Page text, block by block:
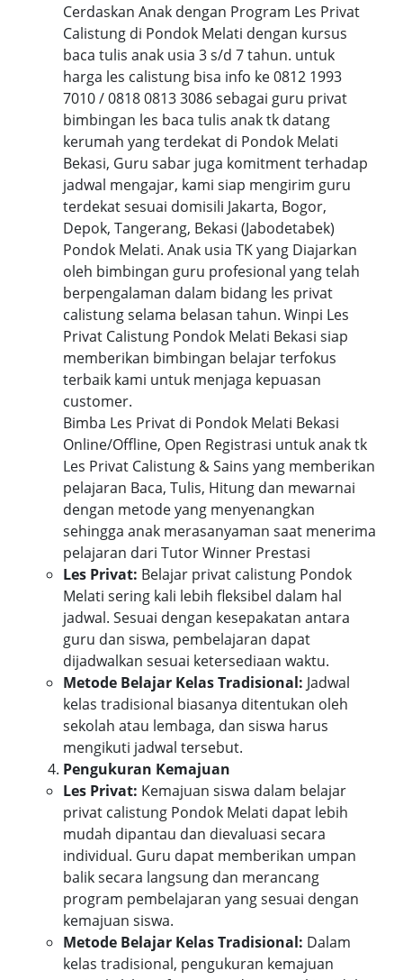
Cerdaskan Anak dengan Program Les Privat
Calistung di Pondok Melati dengan kursus
baca tulis anak usia 3 s/d 7 tahun. untuk
harga les calistung bisa info ke 0812 1993
7010 / 0818 0813 3086 sebagai guru privat
bimbingan les baca tulis anak tk datang
kerumah yang terdekat di Pondok Melati
Bekasi, Guru sabar juga komitment terhadap
jadwal mengajar, kami siap mengirim guru
terdekat sesuai domisili Jakarta, Bogor,
Depok, Tangerang, Bekasi (Jabodetabek)
Pondok Melati. Anak usia TK yang Diajarkan
oleh bimbingan guru profesional yang telah
berpengalaman dalam bidang les privat
calistung selama belasan tahun. Winpi Les
Privat Calistung Pondok Melati Bekasi siap
memberikan bimbingan belajar terfokus
terbaik kami untuk menjaga kepuasan
customer.
Bimba Les Privat di Pondok Melati Bekasi
Online/Offline, Open Registrasi untuk anak tk
Les Privat Calistung & Sains yang memberikan
pelajaran Baca, Tulis, Hitung dan mewarnai
dengan metode yang menyenangkan
sehingga anak merasanyaman saat menerima
pelajaran dari Tutor Winner Prestasi
Les Privat: Belajar privat calistung Pondok
Melati sering kali lebih fleksibel dalam hal
jadwal. Sesuai dengan kesepakatan antara
guru dan siswa, pembelajaran dapat
dijadwalkan sesuai ketersediaan waktu.
Metode Belajar Kelas Tradisional: Jadwal
kelas tradisional biasanya ditentukan oleh
sekolah atau lembaga, dan siswa harus
mengikuti jadwal tersebut.
Pengukuran Kemajuan
Les Privat: Kemajuan siswa dalam belajar
privat calistung Pondok Melati dapat lebih
mudah dipantau dan dievaluasi secara
individual. Guru dapat memberikan umpan
balik secara langsung dan merancang
program pembelajaran yang sesuai dengan
kemajuan siswa.
Metode Belajar Kelas Tradisional: Dalam
kelas tradisional, pengukuran kemajuan